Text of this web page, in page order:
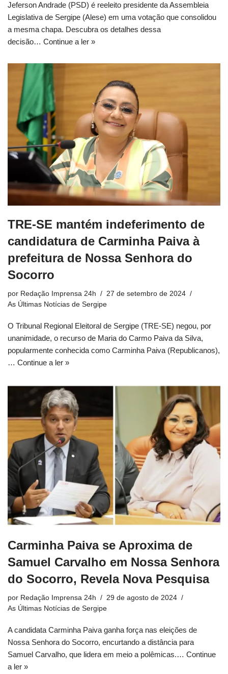
Jeferson Andrade (PSD) é reeleito presidente da Assembleia
Legislativa de Sergipe (Alese) em uma votação que consolidou
a mesma chapa. Descubra os detalhes dessa
decisão… Continue a ler »
TRE-SE mantém indeferimento de
candidatura de Carminha Paiva à
prefeitura de Nossa Senhora do
Socorro
por Redação Imprensa 24h
27 de setembro de 2024
As Últimas Notícias de Sergipe
O Tribunal Regional Eleitoral de Sergipe (TRE-SE) negou, por
unanimidade, o recurso de Maria do Carmo Paiva da Silva,
popularmente conhecida como Carminha Paiva (Republicanos),
… Continue a ler »
Carminha Paiva se Aproxima de
Samuel Carvalho em Nossa Senhora
do Socorro, Revela Nova Pesquisa
por Redação Imprensa 24h
29 de agosto de 2024
As Últimas Notícias de Sergipe
A candidata Carminha Paiva ganha força nas eleições de
Nossa Senhora do Socorro, encurtando a distância para
Samuel Carvalho, que lidera em meio a polêmicas.… Continue
a ler »